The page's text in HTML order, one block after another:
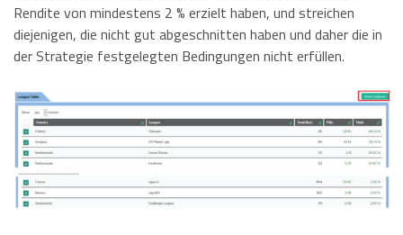
Rendite von mindestens 2 % erzielt haben, und streichen
diejenigen, die nicht gut abgeschnitten haben und daher die in
der Strategie festgelegten Bedingungen nicht erfüllen.